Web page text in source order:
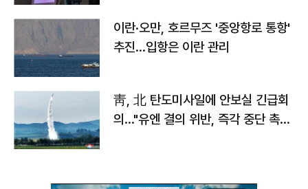
이란·오만, 호르무즈 '중앙항로 통항'
추진…입항은 이란 관리
靑, 北 탄도미사일에 안보실 긴급회
의…"유엔 결의 위반, 즉각 중단 촉